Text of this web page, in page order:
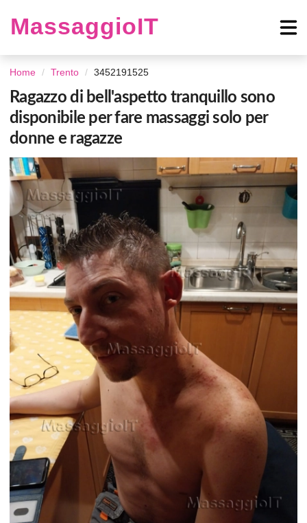
MassaggioIT
Home Trento 3452191525
Ragazzo di bell'aspetto tranquillo sono
disponibile per fare massaggi solo per
donne e ragazze